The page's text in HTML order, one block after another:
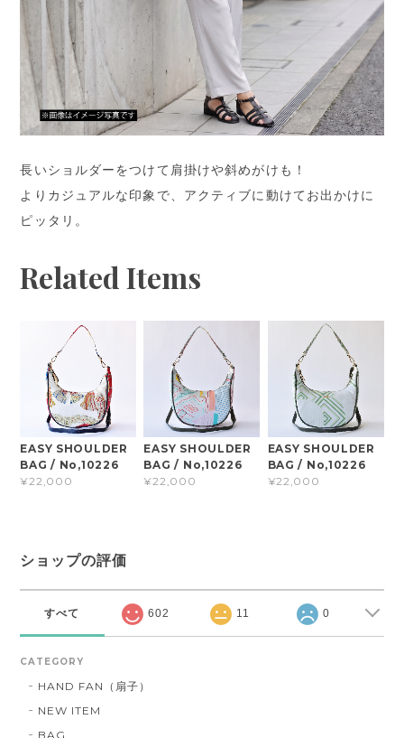
長いショルダーをつけて肩掛けや斜めがけも！
よりカジュアルな印象で、アクティブに動けてお出かけに
ピッタリ。
Related Items
EASY SHOULDER
BAG / No,10226
¥22,000
EASY SHOULDER
BAG / No,10226
¥22,000
EASY SHOULDER
BAG / No,10226
¥22,000
ショップの評価
すべて 602 11 0
CATEGORY
HAND FAN（扇子）
NEW ITEM
BAG